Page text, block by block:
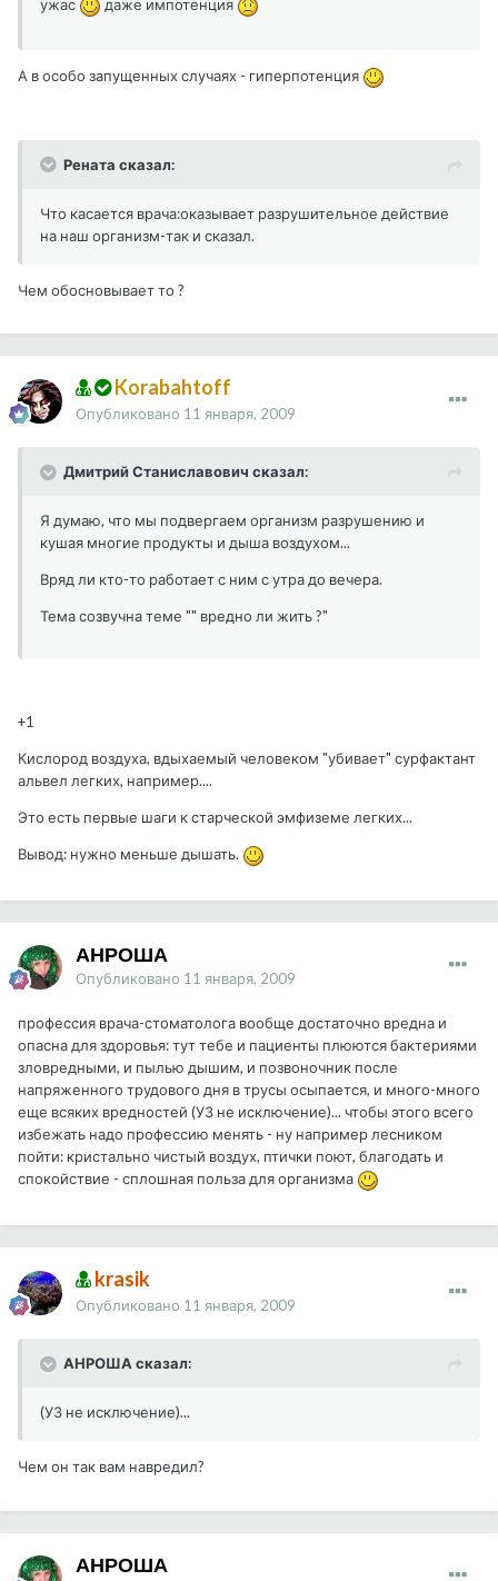
ужас даже импотенция
А в особо запущенных случаях - гиперпотенция
Рената сказал:
Что касается врача:оказывает разрушительное действие
на наш организм-так и сказал.
Чем обосновывает то ?
Korabahtoff
Опубликовано 11 января, 2009
Дмитрий Станиславович сказал:
Я думаю, что мы подвергаем организм разрушению и
кушая многие продукты и дыша воздухом...
Вряд ли кто-то работает с ним с утра до вечера.
Тема созвучна теме "" вредно ли жить ?"
+1
Кислород воздуха, вдыхаемый человеком "убивает" сурфактант
альвел легких, например....
Это есть первые шаги к старческой эмфиземе легких...
Вывод: нужно меньше дышать.
АНРОША
Опубликовано 11 января, 2009
профессия врача-стоматолога вообще достаточно вредна и
опасна для здоровья: тут тебе и пациенты плюются бактериями
зловредными, и пылью дышим, и позвоночник после
напряженного трудового дня в трусы осыпается, и много-много
еще всяких вредностей (УЗ не исключение)... чтобы этого всего
избежать надо профессию менять - ну например лесником
пойти: кристально чистый воздух, птички поют, благодать и
спокойствие - сплошная польза для организма
krasik
Опубликовано 11 января, 2009
АНРОША сказал:
(УЗ не исключение)...
Чем он так вам навредил?
АНРОША